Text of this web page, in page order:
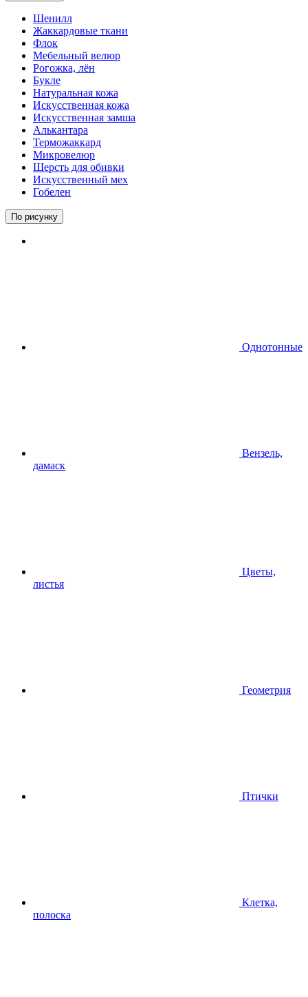
Шенилл
Жаккардовые ткани
Флок
Мебельный велюр
Рогожка, лён
Букле
Натуральная кожа
Искусственная кожа
Искусственная замша
Алькантара
Терможаккард
Микровелюр
Шерсть для обивки
Искусственный мех
Гобелен
По рисунку
Однотонные
Вензель,
дамаск
Цветы,
листья
Геометрия
Птички
Клетка,
полоска